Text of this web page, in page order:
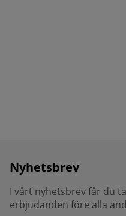
Nyhetsbrev
I vårt nyhetsbrev får du
erbjudanden före alla